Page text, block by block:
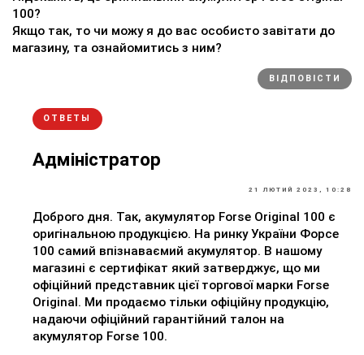
100?
Якщо так, то чи можу я до вас особисто завітати до
магазину, та ознайомитись з ним?
ВІДПОВІСТИ
ОТВЕТЫ
Адміністратор
21 ЛЮТИЙ 2023, 10:28
Доброго дня. Так, акумулятор Forse Original 100 є
оригінальною продукцією. На ринку України Форсе
100 самий впізнаваємий акумулятор. В нашому
магазині є сертифікат який затверджує, що ми
офіційний представник цієї торгової марки Forse
Original. Ми продаємо тільки офіційну продукцію,
надаючи офіційний гарантійний талон на
акумулятор Forse 100.